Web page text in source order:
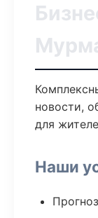
новости,
для
Наши